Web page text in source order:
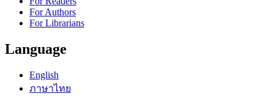
For Authors
For Librarians
Language
English
ภาษาไทย